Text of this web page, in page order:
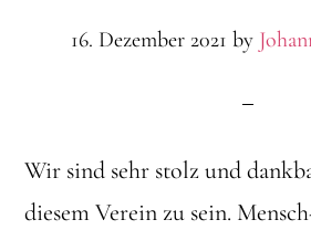
16. Dezember 2021 by
Wir sind sehr stolz und
diesem Verein zu sein.